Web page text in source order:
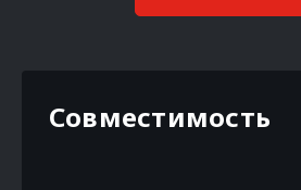
Совместимость